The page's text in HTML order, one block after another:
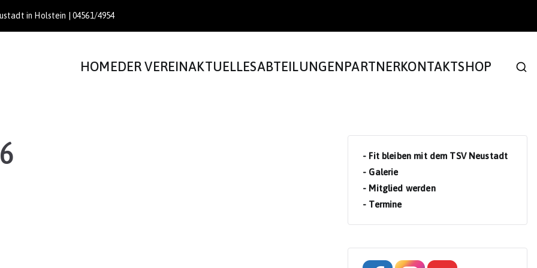
in Holstein | 04561/4954
HOMEDER VEREINAKTUELLESABTEILUNGENPARTNERKONTAKTSHOP
- Fit bleiben mit dem TSV Neustadt
- Galerie
- Mitglied werden
- Termine